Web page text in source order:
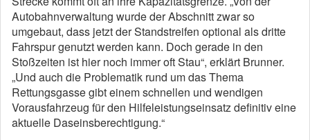
Autobahnverwaltung wurde der Abschnitt zwar so
umgebaut, dass jetzt der Standstreifen optional als dritte
Fahrspur genutzt werden kann. Doch gerade in den
Stoßzeiten ist hier noch immer oft Stau“, erklärt Brunner.
„Und auch die Problematik rund um das Thema
Rettungsgasse gibt einem schnellen und wendigen
Vorausfahrzeug für den Hilfeleistungseinsatz definitiv eine
aktuelle Daseinsberechtigung.“